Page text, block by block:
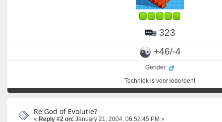
323
+46/-4
Gender:
Techniek is voor iedereen!
Re:God of Evolutie?
« Reply #2 on: January 21, 2004, 06:52:45 PM »